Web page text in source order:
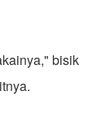
bisik